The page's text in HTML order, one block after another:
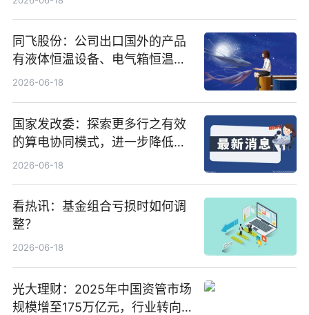
同飞股份：公司出口国外的产品
有液体恒温设备、电气箱恒温装
置、纯水冷却单元和特种换热器
2026-06-18
国家发改委：探索更多行之有效
的算电协同模式，进一步降低网
络传输时延_最资讯
2026-06-18
看热讯：基金组合亏损时如何调
整？
2026-06-18
光大理财：2025年中国资管市场
规模增至175万亿元，行业转向